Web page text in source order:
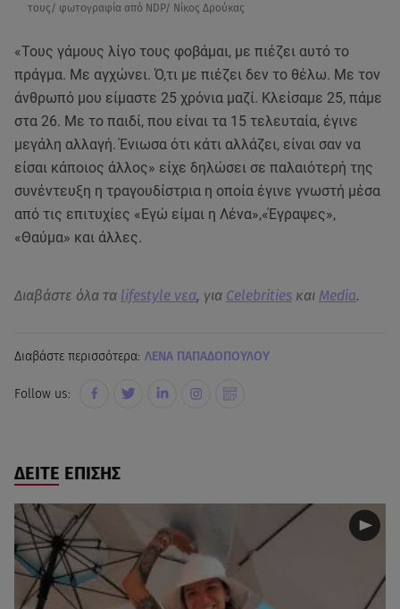
τους/ φωτογραφία από NDP/ Νίκος Δρούκας
«Τους γάμους λίγο τους φοβάμαι, με πιέζει αυτό το
πράγμα. Με αγχώνει. Ό,τι με πιέζει δεν το θέλω. Με τον
άνθρωπό μου είμαστε 25 χρόνια μαζί. Κλείσαμε 25, πάμε
στα 26. Με το παιδί, που είναι τα 15 τελευταία, έγινε
μεγάλη αλλαγή. Ένιωσα ότι κάτι αλλάζει, είναι σαν να
είσαι κάποιος άλλος» είχε δηλώσει σε παλαιότερή της
συνέντευξη η τραγουδίστρια η οποία έγινε γνωστή μέσα
από τις επιτυχίες «Εγώ είμαι η Λένα»,«Έγραψες»,
«Θαύμα» και άλλες.
Διαβάστε όλα τα lifestyle νεα, για Celebrities και Media.
Διαβάστε περισσότερα: ΛΕΝΑ ΠΑΠΑΔΟΠΟΥΛΟΥ
Follow us:
ΔΕΙΤΕ ΕΠΙΣΗΣ